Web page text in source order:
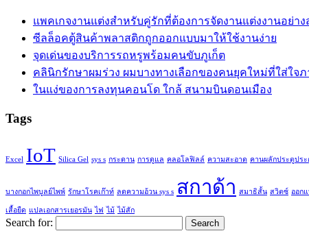
แพคเกจงานแต่งสำหรับคู่รักที่ต้องการจัดงานแต่งงานอย่าง
ซีลล็อคตู้สินค้าพลาสติกถูกออกแบบมาให้ใช้งานง่าย
จุดเด่นของบริการรถหรูพร้อมคนขับภูเก็ต
คลินิกรักษาผมร่วง ผมบางทางเลือกของคนยุคใหม่ที่ใส่ใจ
ในแง่ของการลงทุนคอนโด ใกล้ สนามบินดอนเมือง
Tags
Excel IoT Silica Gel sys s กระดาน การดูแล คลอโลฟิลล์ ความสะอาด คานผลักประตูประ
บางกอกไพบูลย์ไพพ์ รักษาโรคเก๊าท์ ลดความอ้วน sys s สกาด้า สมาธิสั้น สวิตซ์ ออก
เสื้อยืด แปลเอกสารเยอรมัน ไฟ ไม้ ไม้สัก
Search for: